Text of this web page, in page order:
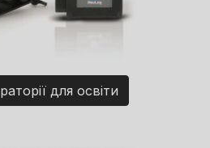
для освіти